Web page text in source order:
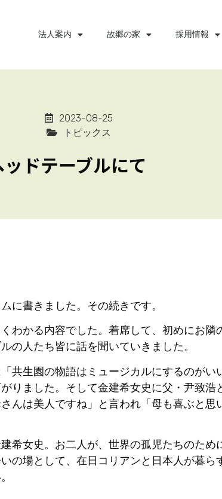
法人案内 故郷の家 採用情報
2023-08-25
トピックス
ドテーブルにて
に書きました。その続きです。
わかる内容でした。着席して、初めにお隣
の人たち皆に話を聞いていきました。
共生園の物語はミュージカルにするのがい
りました。そして金建希女史に父・尹致浩
んは美人ですね」と言われ「母も喜ぶと思
希女史。お二人が、世界の孤児たちのため
の場として、在日コリアンと日本人が暮ら